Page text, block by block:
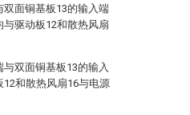
面铜基板13的输入端
驱动板12和散热风扇
双面铜基板13的输入
和散热风扇16与电源